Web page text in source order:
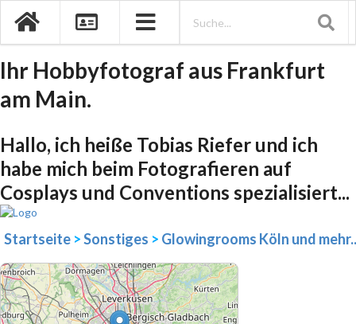
Ihr Hobbyfotograf aus Frankfurt
am Main.
Hallo, ich heiße Tobias Riefer und ich
habe mich beim Fotografieren auf
Cosplays und Conventions spezialisiert...
Startseite >Sonstiges > Glowingrooms Köln und